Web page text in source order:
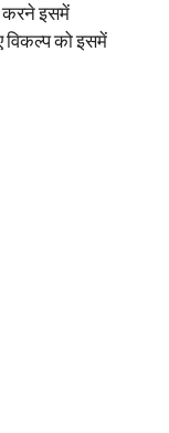
करने इसमें
को इसमें